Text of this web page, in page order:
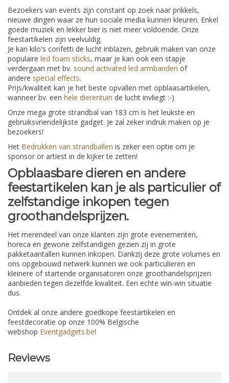
Bezoekers van events zijn constant op zoek naar prikkels,
nieuwe dingen waar ze hun sociale media kunnen kleuren. Enkel
goede muziek en lekker bier is niet meer voldoende. Onze
feestartikelen zijn veelvuldig.
Je kan kilo's confetti de lucht inblazen, gebruik maken van onze
populaire led foam sticks, maar je kan ook een stapje
verdergaan met bv. sound activated led armbanden of
andere special effects.
Prijs/kwaliteit kan je het beste opvallen met opblaasartikelen,
wanneer bv. een hele dierentuin de lucht invliegt :-)
Onze mega grote strandbal van 183 cm is het leukste en
gebruiksvriendelijkste gadget. Je zal zeker indruk maken op je
bezoekers!
Het Bedrukken van strandballen is zeker een optie om je
sponsor or artiest in de kijker te zetten!
Opblaasbare dieren en andere
feestartikelen kan je als particulier of
zelfstandige inkopen tegen
groothandelsprijzen.
Het merendeel van onze klanten zijn grote evenementen,
horeca en gewone zelfstandigen gezien zij in grote
pakketaantallen kunnen inkopen. Dankzij deze grote volumes en
ons opgebouwd netwerk kunnen we ook particulieren en
kleinere of startende organisatoren onze groothandelsprijzen
aanbieden tegen dezelfde kwaliteit. Een echte win-win situatie
dus.
Ontdek al onze andere goedkope feestartikelen en
feestdecoratie op onze 100% Belgische
webshop Eventgadgets.be!
Reviews